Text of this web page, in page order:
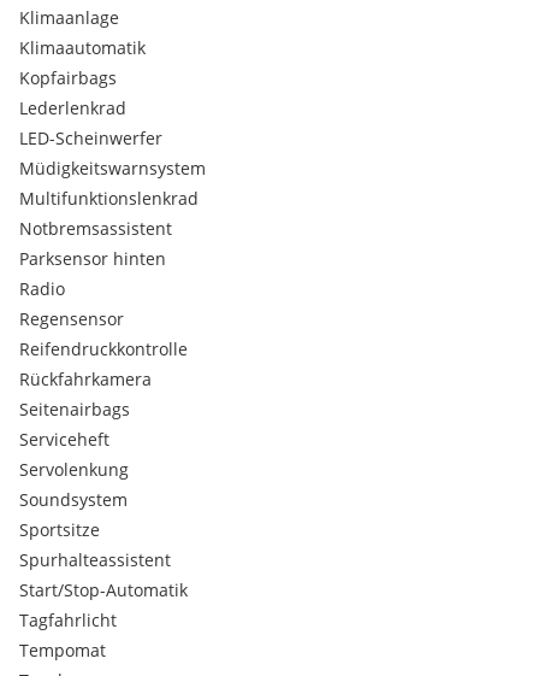
Klimaanlage
Klimaautomatik
Kopfairbags
Lederlenkrad
LED-Scheinwerfer
Müdigkeitswarnsystem
Multifunktionslenkrad
Notbremsassistent
Parksensor hinten
Radio
Regensensor
Reifendruckkontrolle
Rückfahrkamera
Seitenairbags
Serviceheft
Servolenkung
Soundsystem
Sportsitze
Spurhalteassistent
Start/Stop-Automatik
Tagfahrlicht
Tempomat